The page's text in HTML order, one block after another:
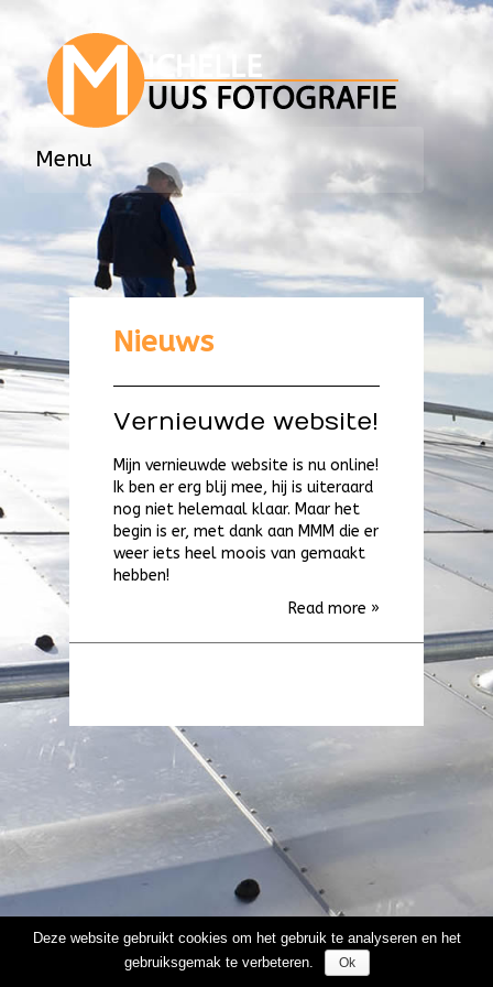
Menu
HOME
Portretten
Bedrijfsfotografie
Mensen
Binnen & Buiten
Paarden
NIEUWS
CONTACT
Nieuws
Vernieuwde website!
Mijn vernieuwde website is nu online!
Ik ben er erg blij mee, hij is uiteraard
nog niet helemaal klaar. Maar het
begin is er, met dank aan MMM die er
weer iets heel moois van gemaakt
hebben!
Read more »
Deze website gebruikt cookies om het gebruik te analyseren en het
gebruiksgemak te verbeteren.
Ok